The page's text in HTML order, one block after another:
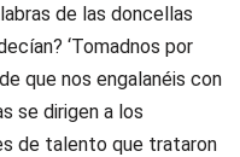
de las doncellas
‘Tomadnos por
que nos engalanéis con
se dirigen a los
de talento que trataron